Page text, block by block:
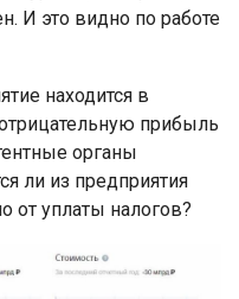
И это видно по работе
находится в
прибыль
органы
ли из предприятия
от уплаты налогов?